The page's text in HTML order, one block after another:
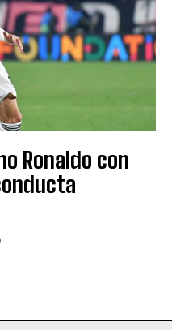
Ronaldo con